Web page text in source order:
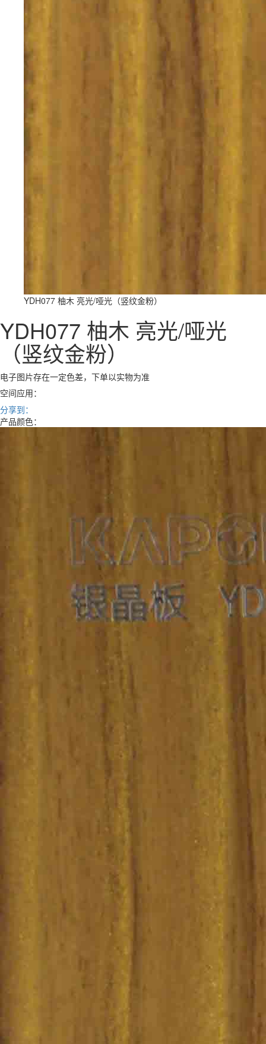
YDH077 柚木 亮光/哑光（竖纹金粉）
YDH077 柚木 亮光/哑光
（竖纹金粉）
电子图片存在一定色差，下单以实物为准
空间应用：
分享到：
产品颜色：